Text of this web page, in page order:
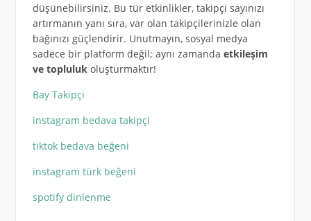
düşünebilirsiniz. Bu tür etkinlikler, takipçi sayınızı
artırmanın yanı sıra, var olan takipçilerinizle olan
bağınızı güçlendirir. Unutmayın, sosyal medya
sadece bir platform değil; aynı zamanda etkileşim
ve toplulukoluşturmaktır!
Bay Takipçi
instagram bedava takipçi
tiktok bedava beğeni
instagram türk beğeni
spotify dinlenme